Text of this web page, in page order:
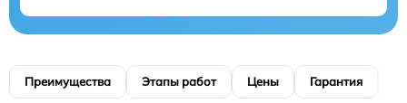
Преимущества Этапы работ Цены Гарантия